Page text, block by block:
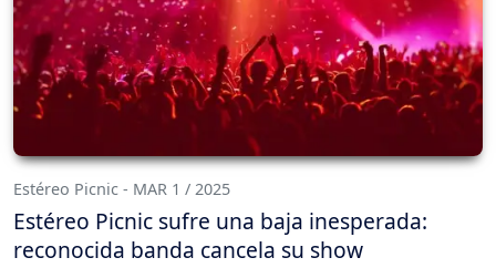
Estéreo Picnic - MAR 1 / 2025
Estéreo Picnic sufre una baja inesperada:
reconocida banda cancela su show